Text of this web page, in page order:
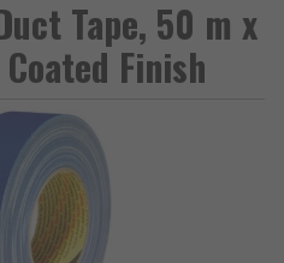
Tape, 50 m x
Finish